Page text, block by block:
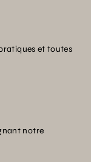
et toutes
notre